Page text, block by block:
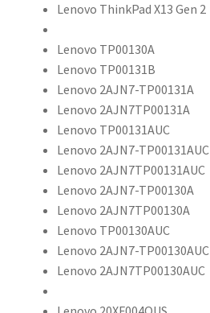
Lenovo ThinkPad X13 Gen 2
Lenovo TP00130A
Lenovo TP00131B
Lenovo 2AJN7-TP00131A
Lenovo 2AJN7TP00131A
Lenovo TP00131AUC
Lenovo 2AJN7-TP00131AUC
Lenovo 2AJN7TP00131AUC
Lenovo 2AJN7-TP00130A
Lenovo 2AJN7TP00130A
Lenovo TP00130AUC
Lenovo 2AJN7-TP00130AUC
Lenovo 2AJN7TP00130AUC